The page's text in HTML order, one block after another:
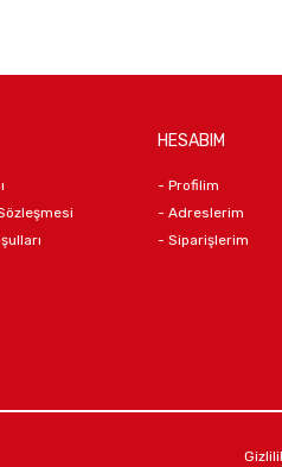
HESABIM
- Profilim
- Adreslerim
- Siparişlerim